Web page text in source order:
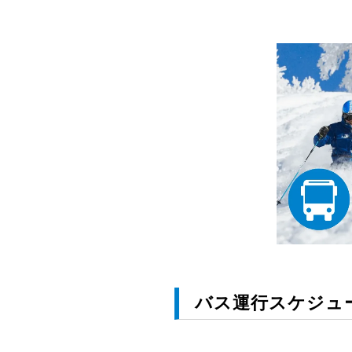
バス運行スケジュ